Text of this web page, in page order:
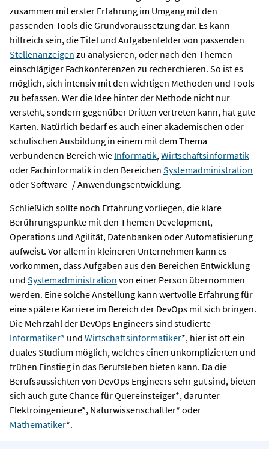
zusammen mit erster Erfahrung im Umgang mit den
passenden Tools die Grundvoraussetzung dar. Es kann
hilfreich sein, die Titel und Aufgabenfelder von passenden
Stellenanzeigen zu analysieren, oder nach den Themen
einschlägiger Fachkonferenzen zu recherchieren. So ist es
möglich, sich intensiv mit den wichtigen Methoden und Tools
zu befassen. Wer die Idee hinter der Methode nicht nur
versteht, sondern gegenüber Dritten vertreten kann, hat gute
Karten. Natürlich bedarf es auch einer akademischen oder
schulischen Ausbildung in einem mit dem Thema
verbundenen Bereich wie Informatik,Wirtschaftsinformatik
oder Fachinformatik in den Bereichen Systemadministration
oder Software- / Anwendungsentwicklung.
Schließlich sollte noch Erfahrung vorliegen, die klare
Berührungspunkte mit den Themen Development,
Operations und Agilität, Datenbanken oder Automatisierung
aufweist. Vor allem in kleineren Unternehmen kann es
vorkommen, dass Aufgaben aus den Bereichen Entwicklung
und Systemadministration von einer Person übernommen
werden. Eine solche Anstellung kann wertvolle Erfahrung für
eine spätere Karriere im Bereich der DevOps mit sich bringen.
Die Mehrzahl der DevOps Engineers sind studierte
Informatiker* und Wirtschaftsinformatiker*, hier ist oft ein
duales Studium möglich, welches einen unkomplizierten und
frühen Einstieg in das Berufsleben bieten kann. Da die
Berufsaussichten von DevOps Engineers sehr gut sind, bieten
sich auch gute Chance für Quereinsteiger*, darunter
Elektroingenieure*, Naturwissenschaftler* oder
Mathematiker*.